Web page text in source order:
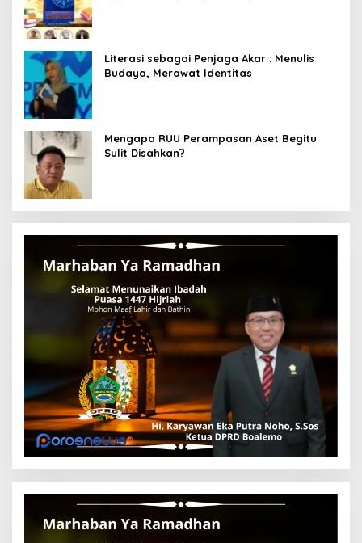
Literasi sebagai Penjaga Akar : Menulis
Budaya, Merawat Identitas
Mengapa RUU Perampasan Aset Begitu
Sulit Disahkan?